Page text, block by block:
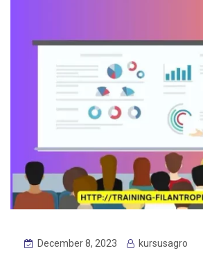
December 8, 2023
kursusagro